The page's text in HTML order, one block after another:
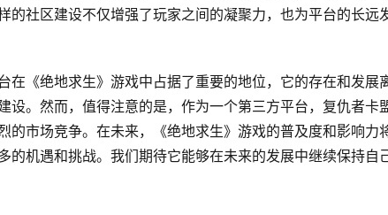
的社区建设不仅增强了玩家之间的凝聚力，也为平台的长远
在《绝地求生》游戏中占据了重要的地位，它的存在和发展
设。然而，值得注意的是，作为一个第三方平台，复仇者卡
的市场竞争。在未来，《绝地求生》游戏的普及度和影响力
的机遇和挑战。我们期待它能够在未来的发展中继续保持自